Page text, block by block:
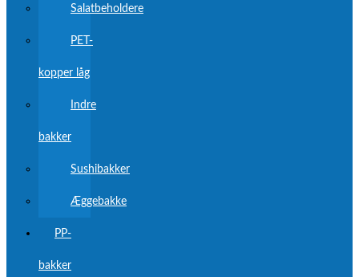
Salatbeholdere
PET-
kopper låg
Indre
bakker
Sushibakker
Æggebakke
PP-
bakker